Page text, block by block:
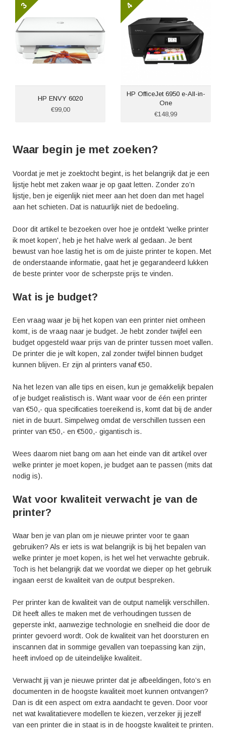
HP ENVY 6020
€99,00
HP OfficeJet 6950 e-All-in-
One
€148,99
Waar begin je met zoeken?
Voordat je met je zoektocht begint, is het belangrijk dat je een
lijstje hebt met zaken waar je op gaat letten. Zonder zo’n
lijstje, ben je eigenlijk niet meer aan het doen dan met hagel
aan het schieten. Dat is natuurlijk niet de bedoeling.
Door dit artikel te bezoeken over hoe je ontdekt 'welke printer
ik moet kopen', heb je het halve werk al gedaan. Je bent
bewust van hoe lastig het is om de juiste printer te kopen. Met
de onderstaande informatie, gaat het je gegarandeerd lukken
de beste printer voor de scherpste prijs te vinden.
Wat is je budget?
Een vraag waar je bij het kopen van een printer niet omheen
komt, is de vraag naar je budget. Je hebt zonder twijfel een
budget opgesteld waar prijs van de printer tussen moet vallen.
De printer die je wilt kopen, zal zonder twijfel binnen budget
kunnen blijven. Er zijn al printers vanaf €50.
Na het lezen van alle tips en eisen, kun je gemakkelijk bepalen
of je budget realistisch is. Want waar voor de één een printer
van €50,- qua specificaties toereikend is, komt dat bij de ander
niet in de buurt. Simpelweg omdat de verschillen tussen een
printer van €50,- en €500,- gigantisch is.
Wees daarom niet bang om aan het einde van dit artikel over
welke printer je moet kopen, je budget aan te passen (mits dat
nodig is).
Wat voor kwaliteit verwacht je van de
printer?
Waar ben je van plan om je nieuwe printer voor te gaan
gebruiken? Als er iets is wat belangrijk is bij het bepalen van
welke printer je moet kopen, is het wel het verwachte gebruik.
Toch is het belangrijk dat we voordat we dieper op het gebruik
ingaan eerst de kwaliteit van de output bespreken.
Per printer kan de kwaliteit van de output namelijk verschillen.
Dit heeft alles te maken met de verhoudingen tussen de
geperste inkt, aanwezige technologie en snelheid die door de
printer gevoerd wordt. Ook de kwaliteit van het doorsturen en
inscannen dat in sommige gevallen van toepassing kan zijn,
heeft invloed op de uiteindelijke kwaliteit.
Verwacht jij van je nieuwe printer dat je afbeeldingen, foto’s en
documenten in de hoogste kwaliteit moet kunnen ontvangen?
Dan is dit een aspect om extra aandacht te geven. Door voor
net wat kwalitatievere modellen te kiezen, verzeker jij jezelf
van een printer die in staat is in de hoogste kwaliteit te printen.